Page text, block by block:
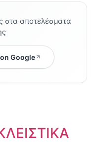
στα αποτελέσματα
Google